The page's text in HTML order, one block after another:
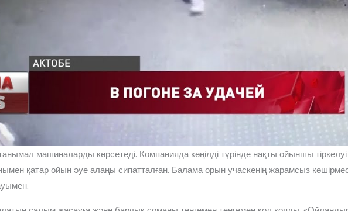
машиналарды көрсетеді. Компанияда көңілді түрінде нақты ойыншы
қатар ойын әуе алаңы сипатталған. Балама орын учаскенің жарамсыз